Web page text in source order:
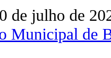
de julho de
Municipal de